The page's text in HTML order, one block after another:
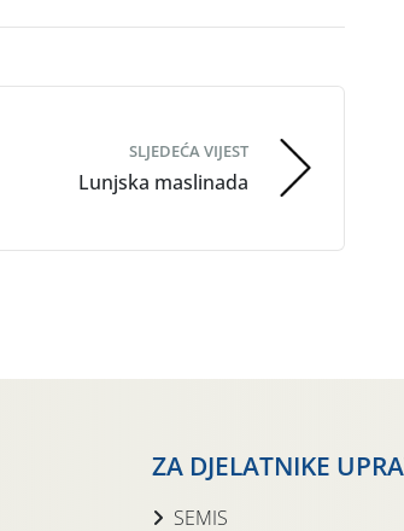
SLJEDEĆA VIJEST
Lunjska maslinada
ZA DJELATNIKE
SEMIS